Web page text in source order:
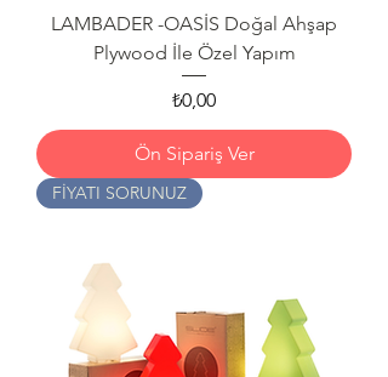
LAMBADER -OASİS Doğal Ahşap
Plywood İle Özel Yapım
Fiyat
₺0,00
Ön Sipariş Ver
FİYATI SORUNUZ